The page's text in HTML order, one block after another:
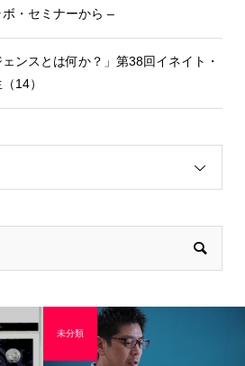
・セミナーから –
ェンスとは何か？」第38回イネイト・
14）
未分類